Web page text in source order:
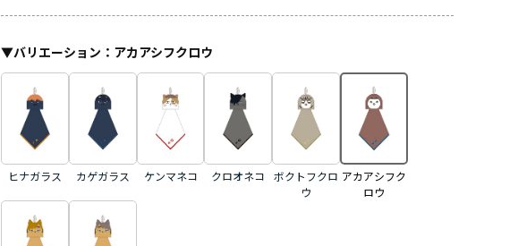
▼バリエーション ： アカアシフクロウ
ヒナガラス カゲガラス ケンマネコ クロオネコ
ボクトフクロ
ウ
アカアシフク
ロウ